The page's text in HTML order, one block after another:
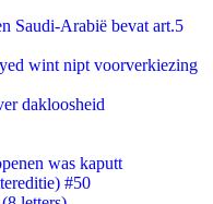
Saudi-Arabië bevat art.5
wint nipt voorverkiezing
dakloosheid
was kaputt
#50